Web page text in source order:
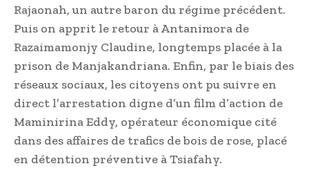
Rajaonah, un autre baron du régime précédent.
Puis on apprit le retour à Antanimora de
Razaimamonjy Claudine, longtemps placée à la
prison de Manjakandriana. Enfin, par le biais des
réseaux sociaux, les citoyens ont pu suivre en
direct l’arrestation digne d’un film d’action de
Maminirina Eddy, opérateur économique cité
dans des affaires de trafics de bois de rose, placé
en détention préventive à Tsiafahy.